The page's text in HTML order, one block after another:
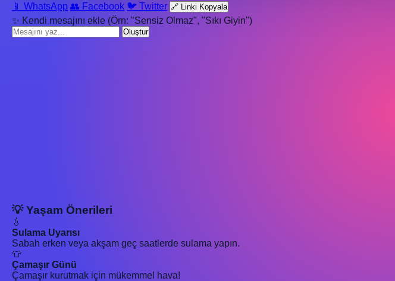
📱 WhatsApp 👥 Facebook 🐦 Twitter 🔗 Linki Kopyala
✨ Kendi mesajını ekle (Örn: "Sensiz Olmaz", "Sıkı Giyin")
Oluştur
💡 Yaşam Önerileri
💧
Sulama Uyarısı
Sabah erken veya akşam geç saatlerde sulama yapın.
👕
Çamaşır Günü
Çamaşır kurutmak için mükemmel hava!